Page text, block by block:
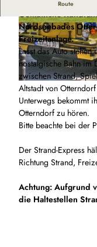
© Cuxliner |
© Cuxliner | CC0
Route
Gemütliche
Nordseebades
Freizeitanlage.
Lasst das Auto stehen
nostalgische Bahn im
zwischen Strand,
Altstadt von
Unterwegs bekommt
Otterndorf zu hören.
Bitte beachte bei der
Der Strand-Express
Richtung Strand,
Achtung: Aufgrund
die Haltestellen